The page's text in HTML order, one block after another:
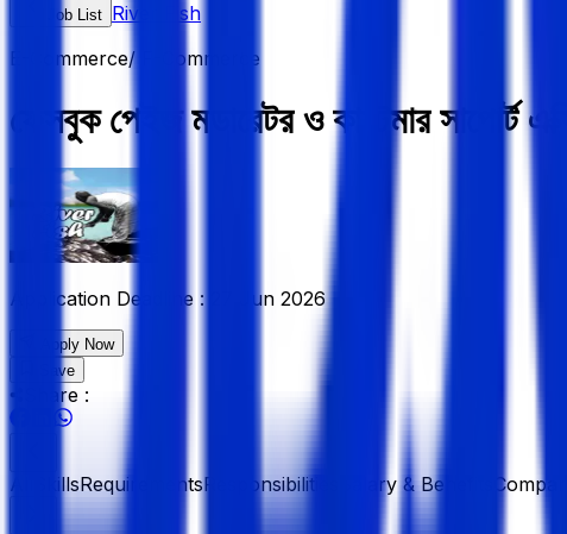
Job List River Fish
E-Commerce/ F-Commerce
ফেসবুক পেইজ মডারেটর ও কাস্টমার সাপোর্ট
Application Deadline : 27 Jun 2026
Apply Now
Save
Share :
All SkillsRequirementsResponsibilities Salary & Benefits